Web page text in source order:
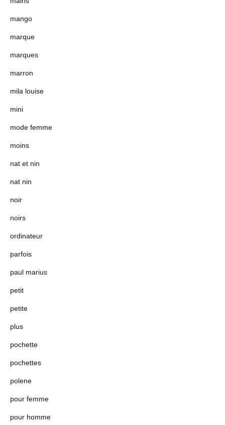
mango
marque
marques
marron
mila louise
mini
mode femme
moins
nat et nin
nat nin
noir
noirs
ordinateur
parfois
paul marius
petit
petite
plus
pochette
pochettes
polene
pour femme
pour homme